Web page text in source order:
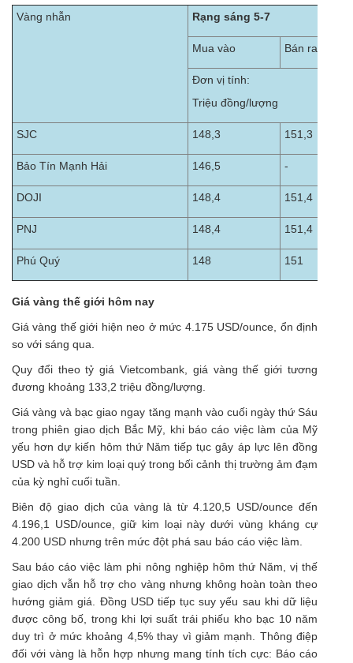
Vàng nhẫn Rạng sáng 5-7
Mua vào Bán ra
Đơn vị tính:
Triệu đồng/lượng
SJC 148,3 151,3
Bảo Tín Mạnh Hải 146,5 -
DOJI 148,4 151,4
PNJ 148,4 151,4
Phú Quý 148 151
Giá vàng thế giới hôm nay
Giá vàng thế giới hiện neo ở mức 4.175 USD/ounce, ổn định
so với sáng qua.
Quy đổi theo tỷ giá Vietcombank, giá vàng thế giới tương
đương khoảng 133,2 triệu đồng/lượng.
Giá vàng và bạc giao ngay tăng mạnh vào cuối ngày thứ Sáu
trong phiên giao dịch Bắc Mỹ, khi báo cáo việc làm của Mỹ
yếu hơn dự kiến hôm thứ Năm tiếp tục gây áp lực lên đồng
USD và hỗ trợ kim loại quý trong bối cảnh thị trường ảm đạm
của kỳ nghỉ cuối tuần.
Biên độ giao dịch của vàng là từ 4.120,5 USD/ounce đến
4.196,1 USD/ounce, giữ kim loại này dưới vùng kháng cự
4.200 USD nhưng trên mức đột phá sau báo cáo việc làm.
Sau báo cáo việc làm phi nông nghiệp hôm thứ Năm, vị thế
giao dịch vẫn hỗ trợ cho vàng nhưng không hoàn toàn theo
hướng giảm giá. Đồng USD tiếp tục suy yếu sau khi dữ liệu
được công bố, trong khi lợi suất trái phiếu kho bạc 10 năm
duy trì ở mức khoảng 4,5% thay vì giảm mạnh. Thông điệp
đối với vàng là hỗn hợp nhưng mang tính tích cực: Báo cáo